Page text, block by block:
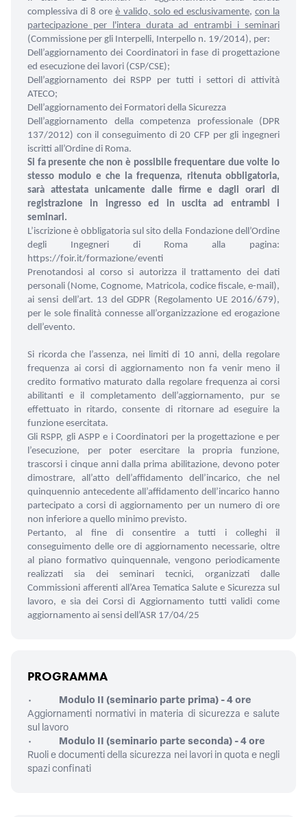
complessiva di 8 oreè valido, solo ed esclusivamente, con la
partecipazione per l'intera durata ad entrambi i seminari
(Commissione per gli Interpelli, Interpello n. 19/2014), per:
Dell’aggiornamento dei Coordinatori in fase di progettazione
ed esecuzione dei lavori (CSP/CSE);
Dell’aggiornamento dei RSPP per tutti i settori di attività
ATECO;
Dell’aggiornamento dei Formatori della Sicurezza
Dell’aggiornamento della competenza professionale (DPR
137/2012) con il conseguimento di 20 CFP per gli ingegneri
iscritti all’Ordine di Roma.
Si fa presente che non è possibile frequentare due volte lo
stesso modulo e che la frequenza, ritenuta obbligatoria,
sarà attestata unicamente dalle firme e dagli orari di
registrazione in ingresso ed in uscita ad entrambi i
seminari.
L’iscrizione è obbligatoria sul sito della Fondazione dell’Ordine
degli Ingegneri di Roma alla pagina:
https://foir.it/formazione/eventi
Prenotandosi al corso si autorizza il trattamento dei dati
personali (Nome, Cognome, Matricola, codice fiscale, e-mail),
ai sensi dell’art. 13 del GDPR (Regolamento UE 2016/679),
per le sole finalità connesse all’organizzazione ed erogazione
dell’evento.
Si ricorda che l’assenza, nei limiti di 10 anni, della regolare
frequenza ai corsi di aggiornamento non fa venir meno il
credito formativo maturato dalla regolare frequenza ai corsi
abilitanti e il completamento dell’aggiornamento, pur se
effettuato in ritardo, consente di ritornare ad eseguire la
funzione esercitata.
Gli RSPP, gli ASPP e i Coordinatori per la progettazione e per
l’esecuzione, per poter esercitare la propria funzione,
trascorsi i cinque anni dalla prima abilitazione, devono poter
dimostrare, all’atto dell’affidamento dell’incarico, che nel
quinquennio antecedente all’affidamento dell’incarico hanno
partecipato a corsi di aggiornamento per un numero di ore
non inferiore a quello minimo previsto.
Pertanto, al fine di consentire a tutti i colleghi il
conseguimento delle ore di aggiornamento necessarie, oltre
al piano formativo quinquennale, vengono periodicamente
realizzati sia dei seminari tecnici, organizzati dalle
Commissioni afferenti all’Area Tematica Salute e Sicurezza sul
lavoro, e sia dei Corsi di Aggiornamento tutti validi come
aggiornamento ai sensi dell’ASR 17/04/25
PROGRAMMA
•
Modulo II (seminario parte prima) - 4 ore
Aggiornamenti normativi in materia di sicurezza e salute
sul lavoro
•
Modulo II (seminario parte seconda) - 4 ore
Ruoli e documenti della sicurezza nei lavori in quota e negli
spazi confinati